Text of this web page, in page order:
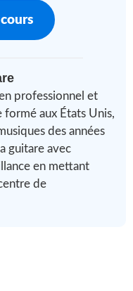
professionnel et
aux États Unis,
des années
guitare avec
en mettant
de